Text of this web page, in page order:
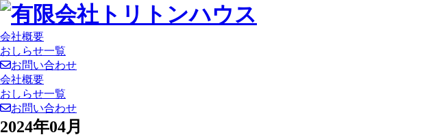
会社概要
おしらせ一覧
お問い合わせ
会社概要
おしらせ一覧
お問い合わせ
2024年04月